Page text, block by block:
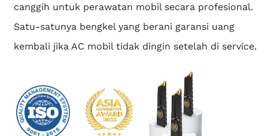
canggih untuk perawatan mobil secara profesional.
Satu-satunya bengkel yang berani garansi uang
kembali jika AC mobil tidak dingin setelah di service.